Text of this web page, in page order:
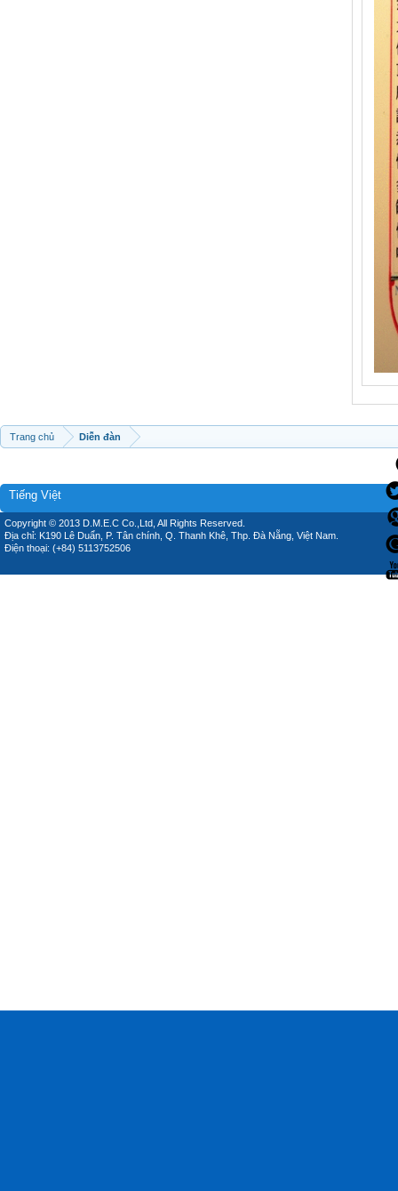
Trang chủ Diễn đàn
Tiếng Việt
Copyright © 2013 D.M.E.C Co.,Ltd, All Rights Reserved.
Địa chỉ: K190 Lê Duẩn, P. Tân chính, Q. Thanh Khê, Thp. Đà Nẵng, Việt Nam.
Điện thoại: (+84) 5113752506